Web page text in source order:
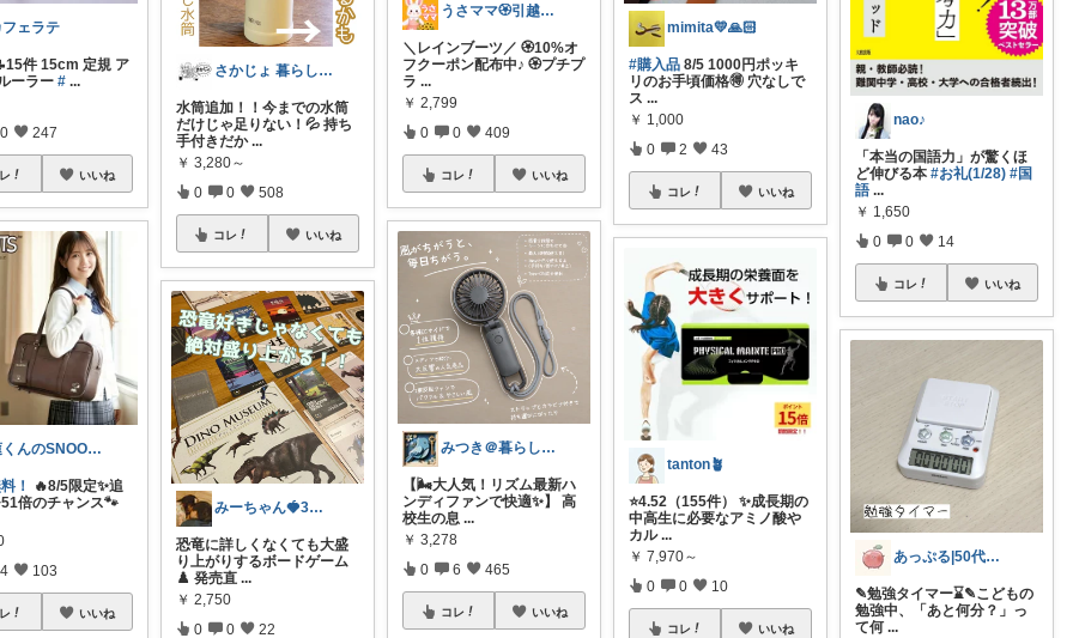
フェラテ
件 15cm 定規 ア
ーラー# ...
0 247
いいね
蓮くんのSNOOPYおすすめROOM
！
🔥8/5限定✨追
倍のチャンス🐾
4 103
いいね
さかじょ 暮らしラクROOM
水筒追加！！今までの水筒
だけじゃ足りない！💦 持ち
手付きだか ...
￥ 3,280～
0 0 508
コレ いいね
みーちゃん🍓3児ママ
恐竜に詳しくなくても大盛
り上がりするボードゲーム
♟️ 発売直 ...
￥ 2,750
0 0 22
うさママ🏵️引越ギフト&ごみ箱＆収納
＼レインブーツ／ 🏵️10%オ
フクーポン配布中♪ 🏵️プチプ
ラ ...
￥ 2,799
0 0 409
コレ いいね
みつき＠暮らしのお気に入り
【🌬️大人気！リズム最新ハ
ンディファンで快適✨】 高
校生の息 ...
￥ 3,278
0 6 465
コレ いいね
mimita💛🙏🏻
#購入品 8/5 1000円ポッキ
リのお手頃価格🉐 穴なしで
ス ...
￥ 1,000
0 2 43
コレ いいね
tanton🪴
⭐4.52（155件） ✨成長期の
中高生に必要なアミノ酸や
カル ...
￥ 7,970～
0 0 10
コレ いいね
nao♪
「本当の国語力」が驚くほ
ど伸びる本#お礼(1/28) #国
語 ...
￥ 1,650
0 0 14
コレ いいね
あっぷる|50代新人保育士のおすすめ🍎
✎勉強タイマー⌛️✎ ​こどもの
勉強中、「あと何分？」っ
て何 ...